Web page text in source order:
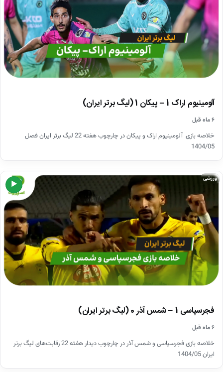
آلومینیوم اراک 1 – پیکان 1 (لیگ برتر ایران)
۶ ماه قبل
خلاصه بازی آلومینیوم اراک و پیکان در چارچوب هفته 22 لیگ برتر ایران فصل
1404/05
▶
ورزشی
فجرسپاسی 1 – شمس آذر 0 (لیگ برتر ایران)
۶ ماه قبل
خلاصه بازی فجرسپاسی و شمس آذر در چارچوب دیدار هفته 22 رقابت‌های لیگ برتر
ایران 1404/05